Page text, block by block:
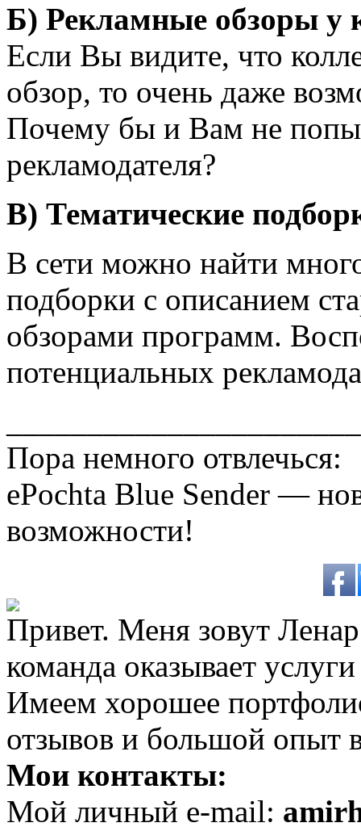
Б) Рекламные обзоры у
Если Вы видите, что
обзор, то очень даже
Почему бы и Вам не
рекламодателя?
В) Тематические
В сети можно найти
подборки с описанием
обзорами программ.
потенциальных
Пора немного отвлечься:
ePochta Blue Sender —
возможности!
Привет. Меня зовут
команда оказывает
Имеем хорошее
отзывов и большой опыт
Мои контакты:
Мой личный e-mail: